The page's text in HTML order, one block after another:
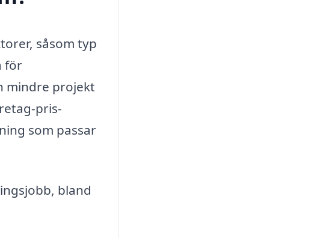
såsom typ
för
mindre projekt
pris-
som passar
bland